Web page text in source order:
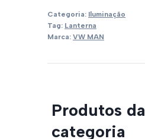
Categoria: Iluminação
Tag: Lanterna
Marca: VW MAN
Produtos da
categoria